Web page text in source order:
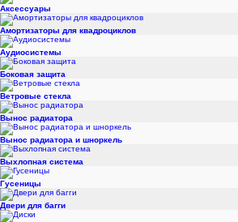
Аксессуары
Амортизаторы для квадроциклов
Аудиосистемы
Боковая защита
Ветровые стекла
Вынос радиатора
Вынос радиатора и шноркель
Выхлопная система
Гусеницы
Двери для багги